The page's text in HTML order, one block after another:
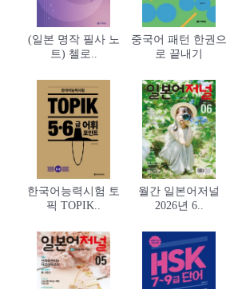
(일본 명작 필사 노
트) 첼로..
중국어 패턴 한권으
로 끝내기
한국어능력시험 토
픽 TOPIK..
월간 일본어저널
2026년 6..